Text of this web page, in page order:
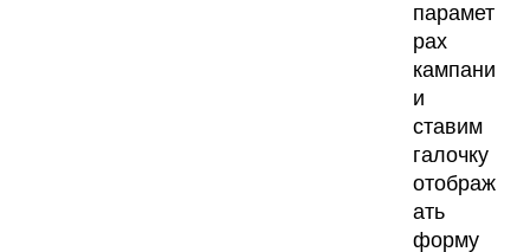
парамет
рах
кампани
и
ставим
галочку
отображ
ать
форму